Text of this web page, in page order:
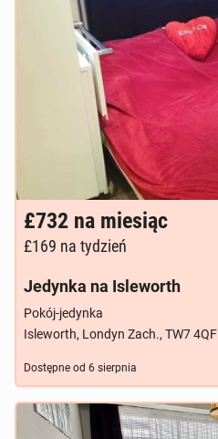
£732 na miesiąc
£169 na tydzień
Jedynka na Isleworth
Pokój-jedynka
Isleworth, Londyn Zach., TW7 4QF
Dostępne od 6 sierpnia